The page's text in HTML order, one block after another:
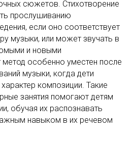
сюжетов. Стихотворение
прослушиванию
если оно соответствует
музыки, или может звучать в
и новыми
метод особенно уместен после
музыки, когда дети
композиции. Такие
занятия помогают детям
обучая их распознавать
навыком в их речевом